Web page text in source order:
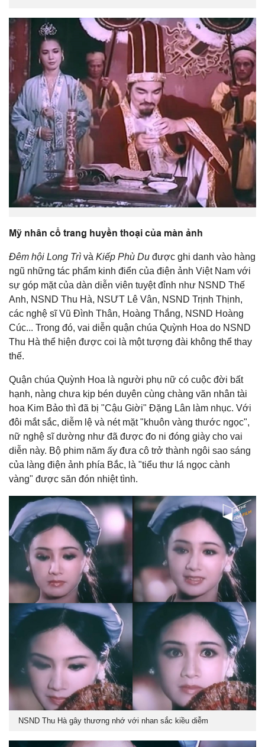
Mỹ nhân cổ trang huyền thoại của màn ảnh
Đêm hội Long Trì và Kiếp Phù Du được ghi danh vào hàng
ngũ những tác phẩm kinh điển của điện ảnh Việt Nam với
sự góp mặt của dàn diễn viên tuyệt đỉnh như NSND Thế
Anh, NSND Thu Hà, NSƯT Lê Vân, NSND Trịnh Thịnh,
các nghệ sĩ Vũ Đình Thân, Hoàng Thắng, NSND Hoàng
Cúc... Trong đó, vai diễn quận chúa Quỳnh Hoa do NSND
Thu Hà thể hiện được coi là một tượng đài không thể thay
thế.
Quận chúa Quỳnh Hoa là người phụ nữ có cuộc đời bất
hạnh, nàng chưa kịp bén duyên cùng chàng văn nhân tài
hoa Kim Bảo thì đã bị "Cậu Giời" Đặng Lân làm nhục. Với
đôi mắt sắc, diễm lệ và nét mặt "khuôn vàng thước ngọc",
nữ nghệ sĩ dường như đã được đo ni đóng giày cho vai
diễn này. Bộ phim năm ấy đưa cô trở thành ngôi sao sáng
của làng điện ảnh phía Bắc, là "tiểu thư lá ngọc cành
vàng" được săn đón nhiệt tình.
NSND Thu Hà gây thương nhớ với nhan sắc kiều diễm